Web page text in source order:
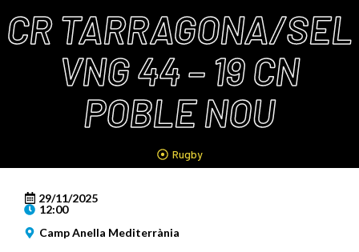
CR TARRAGONA/SEL
VNG 44 – 19 CN
POBLE NOU
Rugby
29/11/2025
12:00
Camp Anella Mediterrània